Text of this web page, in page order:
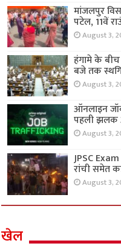
मांजलपुर
पटेल, 11वें
August 3,
हंगामे के
बजे तक
August 3,
ऑनलाइन
पहली झलक
August 3,
JPSC
रांची समेत
August 3,
खेल